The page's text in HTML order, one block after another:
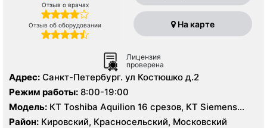
Отзыв о врачах
Отзыв об оборудовании На карте
Лицензия
проверена
Адрес: Санкт-Петербург. ул Костюшко д.2
Режим работы: 8:00-19:00
Модель: КТ Toshiba Aquilion 16 срезов, КТ Siemens
Somatom Definition 64 срезов, УЗИ
Район: Кировский, Красносельский, Московский